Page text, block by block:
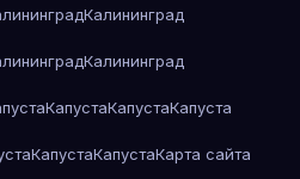
Калининград
Калининград
КапустаКапустаКапуста
КапустаКапустаКарта сайта